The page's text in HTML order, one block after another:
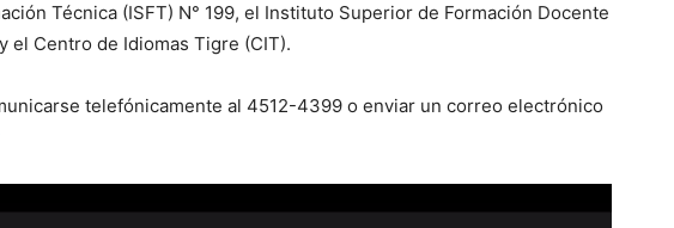
Técnica (ISFT) N° 199, el Instituto Superior de Formación Docente
el Centro de Idiomas Tigre (CIT).
telefónicamente al 4512-4399 o enviar un correo electrónico